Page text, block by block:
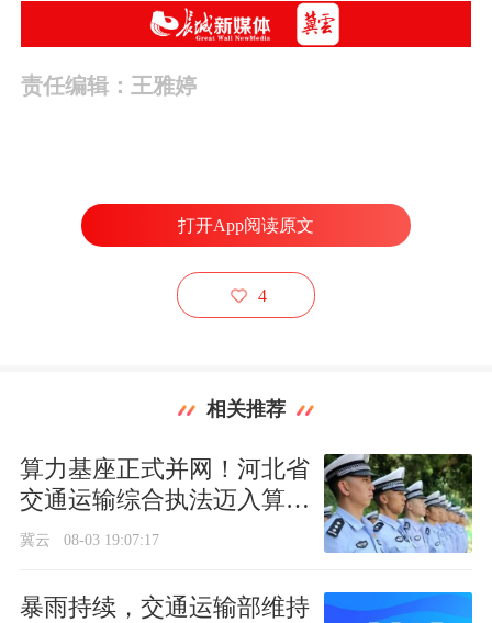
责任编辑：王雅婷
打开App阅读原文
4
相关推荐
算力基座正式并网！河北省
交通运输综合执法迈入算力
驱动 数智赋能新阶段
冀云 08-03 19:07:17
暴雨持续，交通运输部维持